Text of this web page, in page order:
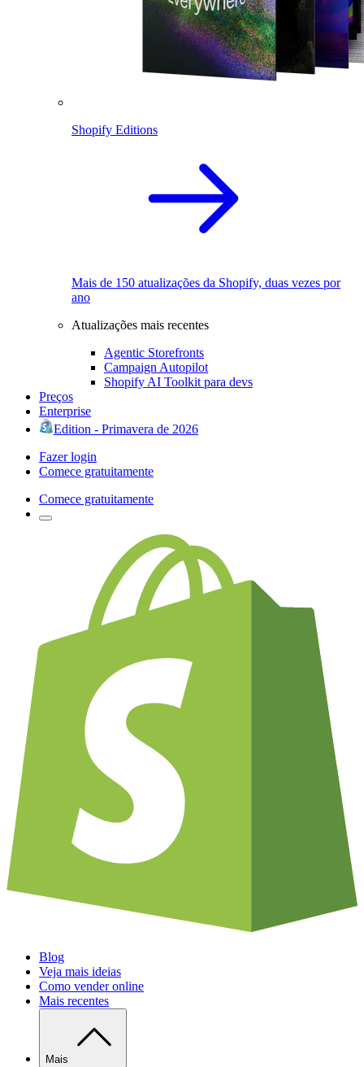
Shopify Editions
Mais de 150 atualizações da Shopify, duas vezes por
ano
Atualizações mais recentes
Agentic Storefronts
Campaign Autopilot
Shopify AI Toolkit para devs
Preços
Enterprise
Edition - Primavera de 2026
Fazer login
Comece gratuitamente
Comece gratuitamente
Blog
Veja mais ideias
Como vender online
Mais recentes
Mais